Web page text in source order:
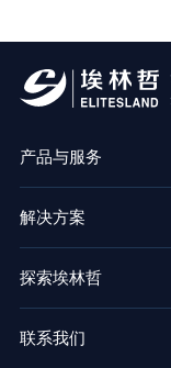
产品与服务
解决方案
探索埃林哲
联系我们